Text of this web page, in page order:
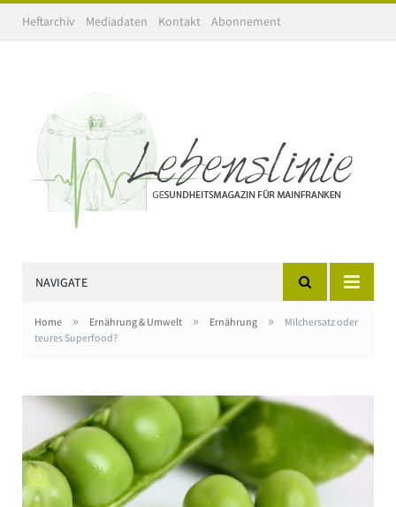
Heftarchiv Mediadaten Kontakt Abonnement
NAVIGATE
Home » Ernährung & Umwelt » Ernährung »
Milchersatz oder
teures Superfood?